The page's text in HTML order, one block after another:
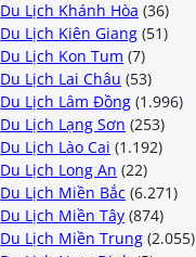
Du Lịch Khánh Hòa (36)
Du Lịch Kiên Giang (51)
Du Lịch Kon Tum (7)
Du Lịch Lai Châu (53)
Du Lịch Lâm Đồng (1.996)
Du Lịch Lạng Sơn (253)
Du Lịch Lào Cai (1.192)
Du Lịch Long An (22)
Du Lịch Miền Bắc (6.271)
Du Lịch Miền Tây (874)
Du Lịch Miền Trung (2.055)